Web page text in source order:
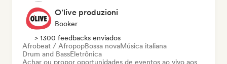
O’live produzioni
Booker
> 1300 feedbacks enviados
Afrobeat / AfropopBossa novaMúsica italiana
Drum and BassEletrônica
Achar ou propor oportunidades de eventos ao vivo aos